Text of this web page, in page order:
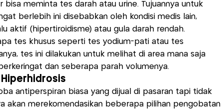
bisa meminta tes darah atau urine. Tujuannya untuk
berlebih ini disebabkan oleh kondisi medis lain,
aktif (hipertiroidisme) atau gula darah rendah.
tes khusus seperti tes yodium-pati atau tes
tes ini dilakukan untuk melihat di area mana saja
dan seberapa parah volumenya.
Hiperhidrosis
antiperspiran biasa yang dijual di pasaran tapi tidak
akan merekomendasikan beberapa pilihan pengobatan